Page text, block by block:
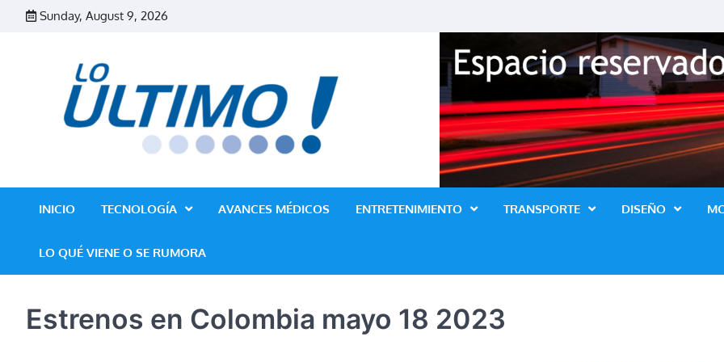
Sunday, August 9, 2026
Revista Lo Ultimo
INICIO TECNOLOGÍA AVANCES MÉDICOS ENTRETENIMIENTO TRANSPORTE DISEÑO
LO QUÉ VIENE O SE RUMORA
Estrenos en Colombia mayo 18 2023